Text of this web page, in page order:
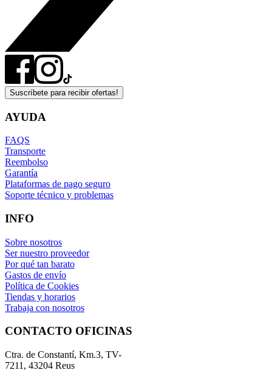
Suscríbete para recibir ofertas!
AYUDA
FAQS
Transporte
Reembolso
Garantía
Plataformas de pago seguro
Soporte técnico y problemas
INFO
Sobre nosotros
Ser nuestro proveedor
Por qué tan barato
Gastos de envío
Política de Cookies
Tiendas y horarios
Trabaja con nosotros
CONTACTO OFICINAS
Ctra. de Constantí, Km.3, TV-
7211, 43204 Reus